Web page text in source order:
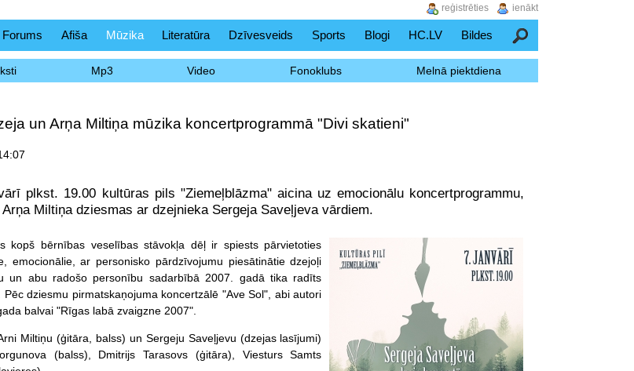
Forums Afiša Mūzika Literatūra Dzīvesveids Sports Blogi HC.LV Bildes Meklēšana
Mp3 Video Fonoklubs Melnā piektdiena
un Arņa Miltiņa mūzika koncertprogrammā "Divi skatieni"
plkst. 19.00 kultūras pils "Ziemeļblāzma" aicina uz emocionālu koncertprogrammu,
Miltiņa dziesmas ar dzejnieka Sergeja Saveļjeva vārdiem.
kopš bērnības veselības stāvokļa dēļ ir spiests pārvietoties
emocionālie, ar personisko pārdzīvojumu piesātinātie dzejoļi
un abu radošo personību sadarbībā 2007. gadā tika radīts
dziesmu pirmatskaņojuma koncertzālē "Ave Sol", abi autori
balvai "Rīgas labā zvaigzne 2007".
Miltiņu (ģitāra, balss) un Sergeju Saveļjevu (dzejas lasījumi)
(balss), Dmitrijs Tarasovs (ģitāra), Viesturs Samts
ienākt
reģistrēties